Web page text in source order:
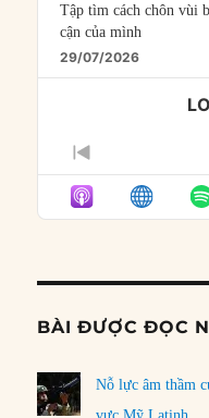
Tập tìm cách chôn vùi
cận của mình
29/07/2026
PREVIOUS
EPISODE
BÀI ĐƯỢC ĐỌC
Nỗ lực âm thầm